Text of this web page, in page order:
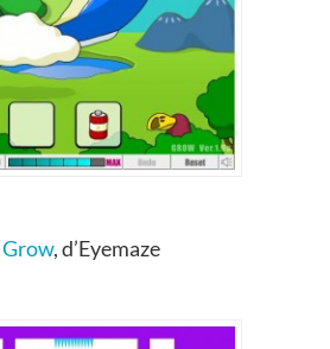
, d’Eyemaze